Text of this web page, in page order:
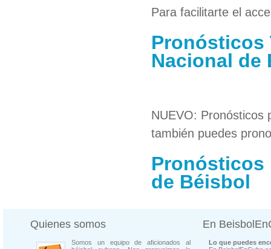
Para facilitarte el
Pronósticos
Nacional de
NUEVO: Pronósticos
también puedes
Pronósticos
de Béisbol
Quienes somos
Somos un equipo de aficionados al
En
Lo que puedes